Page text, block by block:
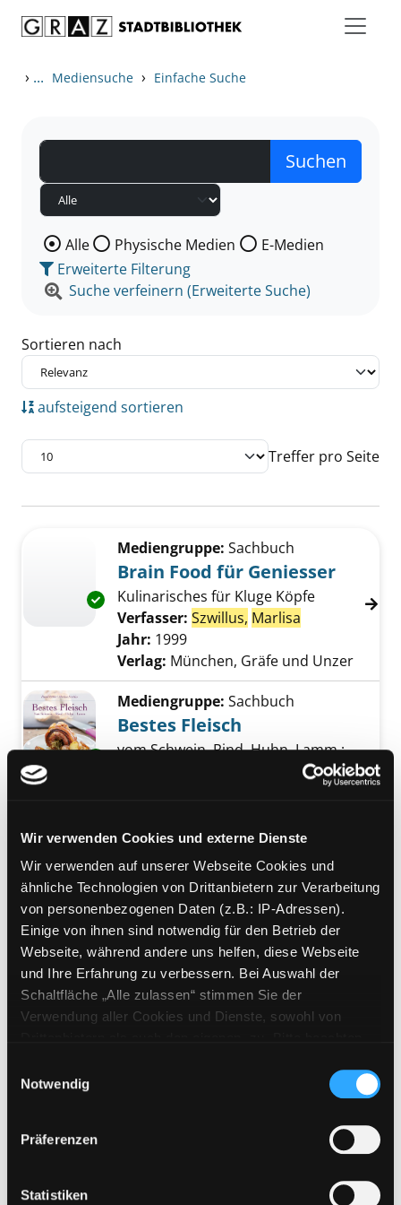
Wir verwenden Cookies und externe Dienste
Wir verwenden auf unserer Webseite Cookies und
ähnliche Technologien von Drittanbietern zur Verarbeitung
von personenbezogenen Daten (z.B.: IP-Adressen).
Einige von ihnen sind notwendig für den Betrieb der
Webseite, während andere uns helfen, diese Webseite
und Ihre Erfahrung zu verbessern. Bei Auswahl der
Schaltfläche „Alle zulassen“ stimmen Sie der
Verwendung aller Cookies und Dienste, sowohl von
Cookies von Drittanbietern, eine Verarbeitung in
unsicheren Drittländern (Länder außerhalb des EWR
ohne adäquates Datenschutzniveau) stattfinden kann. In
diesem Zusammenhang können aktuell Risiken für
Eine Verarbeitung durch solche Cookies oder Dienste
Notwendig
Präferenzen
Statistiken
› ... Mediensuche › Einfache Suche
Wählen Sie die Medienart nach der Sie suchen wollen.
Alle Physische Medien
E-Medien
Erweiterte Filterung
Suche verfeinern (Erweiterte Suche)
Sortieren nach
aufsteigend sortieren
Treffer pro Seite
Zu den Suchfiltern springen
Exemplar-Details von Brain Food für
Mediengruppe: Sachbuch
Brain Food für Geniesser
Kulinarisches für Kluge Köpfe
Verfasser: Szwillus, Marlisa
Jahr: 1999
Verlag: München, Gräfe und Unzer
Exemplar-Details von Bestes Fleisch anzeigen
Mediengruppe: Sachbuch
Bestes Fleisch
vom Schwein, Rind, Huhn, Lamm ;
Szwillus,
Jahr:2016
Verlag:
Potsdam, Ullmann
Mediengruppe:eBook
Sushi
Verfasser: Szwillus,Marlisa Suche nach
Jahr:2012
Verlag:München, Gräfe und Unzer
Reihe:GU-Küchenratgeber
Exemplar-Details von Gesund essen bei
Genussrezepte für Typ 2-Diabetiker
München, Gräfe u. Unzer